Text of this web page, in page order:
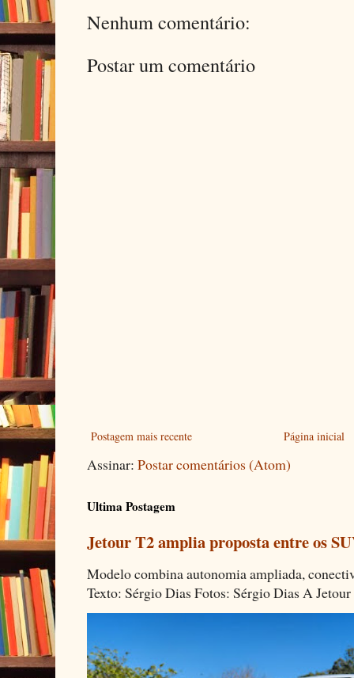
Nenhum comentário:
Postar um comentário
Postagem mais recente Página inicial
Assinar: Postar comentários (Atom)
Ultima Postagem
Jetour T2 amplia proposta entre os
Modelo combina autonomia ampliada,
Texto: Sérgio Dias Fotos: Sérgio Dias A